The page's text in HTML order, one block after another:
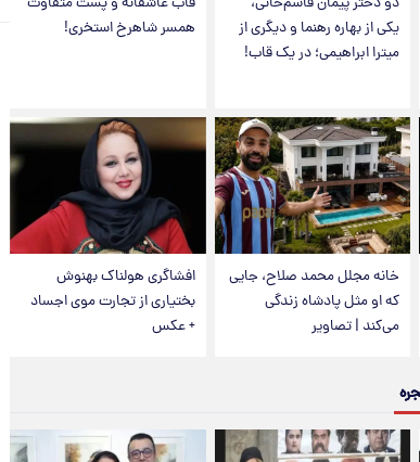
یکی از بهاره رهنما و دیگری از
میترا ابراهیمی؛ در یک قاب!
همسر شاهرخ استخری!
خانه مجلل محمد صلاح، جایی
که او مثل پادشاه زندگی
می‌کند | تصاویر
افشاگری هولناک بهنوش
بختیاری از تجارت موی اجساد
+ عکس